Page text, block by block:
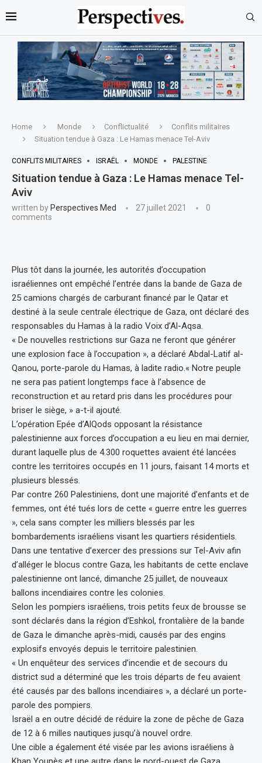
Home Monde Conflictualité
Conflits militaires
Situation tendue à Gaza : Le Hamas menace Tel-Aviv
CONFLITS MILITAIRES ISRAËL MONDE PALESTINE
Situation tendue à Gaza : Le Hamas menace Tel-
Aviv
written by Perspectives Med 27 juillet 2021
0
comments
Plus tôt dans la journée, les autorités d’occupation
israéliennes ont empêché l’entrée dans la bande de Gaza de
25 camions chargés de carburant financé par le Qatar et
destiné à la seule centrale électrique de Gaza, ont déclaré des
responsables du Hamas à la radio Voix d’Al-Aqsa.
« De nouvelles restrictions sur Gaza ne feront que générer
une explosion face à l’occupation », a déclaré Abdal-Latif al-
Qanou, porte-parole du Hamas, à ladite radio.« Notre peuple
ne sera pas patient longtemps face à l’absence de
reconstruction et au retard pris dans les procédures pour
briser le siège, » a-t-il ajouté.
L’opération Epée d’AlQods opposant la résistance
palestinienne aux forces d’occupation a eu lieu en mai dernier,
durant laquelle plus de 4.300 roquettes avaient été lancées
contre les territoires occupés en 11 jours, faisant 14 morts et
plusieurs blessés.
Par contre 260 Palestiniens, dont une majorité d’enfants et de
femmes, ont été tués lors de cette « guerre entre les guerres
», cela sans compter les milliers blessés par les
bombardements israéliens visant les quartiers résidentiels.
Dans une tentative d’exercer des pressions sur Tel-Aviv afin
d’alléger le blocus contre Gaza, les habitants de cette enclave
palestinienne ont lancé, dimanche 25 juillet, de nouveaux
ballons incendiaires contre les colonies.
Selon les pompiers israéliens, trois petits feux de brousse se
sont déclarés dans la région d’Eshkol, frontalière de la bande
de Gaza le dimanche après-midi, causés par des engins
explosifs envoyés depuis le territoire palestinien.
« Un enquêteur des services d’incendie et de secours du
district sud a déterminé que les trois départs de feu avaient
été causés par des ballons incendiaires », a déclaré un porte-
parole des pompiers.
Israël a en outre décidé de réduire la zone de pêche de Gaza
de 12 à 6 milles nautiques jusqu’à nouvel ordre.
Une cible a également été visée par les avions israéliens à